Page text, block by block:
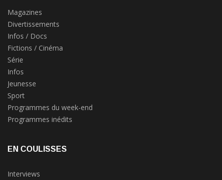
Magazines
Divertissements
Infos / Docs
Fictions / Cinéma
Série
Infos
Jeunesse
Sport
Programmes du week-end
Programmes inédits
EN COULISSES
Interviews